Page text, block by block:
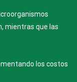
mientras que las
los costos